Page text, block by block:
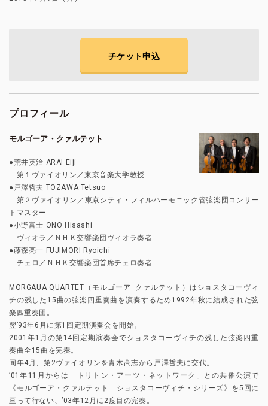
チケット申込
プロフィール
モルゴーア・クァルテット
●荒井英治 ARAI Eiji
第１ヴァイオリン／東京音楽大学教授
●戸澤哲夫 TOZAWA Tetsuo
第２ヴァイオリン／東京シティ・フィルハーモニック管弦楽団コンサー
トマスター
●小野富士 ONO Hisashi
ヴィオラ／ＮＨＫ交響楽団ヴィオラ奏者
●藤森亮一 FUJIMORI Ryoichi
チェロ／ＮＨＫ交響楽団首席チェロ奏者
MORGAUA QUARTET（モルゴーア･クァルテット）はショスタコーヴィ
チの残した15曲の弦楽四重奏曲を演奏するため1992年秋に結成された弦
楽四重奏団。
翌’93年6月に第1回定期演奏会を開始。
2001年1月の第14回定期演奏会でショスタコーヴィチの残した弦楽四重
奏曲全15曲を完奏。
同年4月、第2ヴァイオリンを青木高志から戸澤哲夫に交代。
’01年11月からは「トリトン・アーツ・ネットワーク」との共催公演で
《モルゴーア・クァルテット ショスタコーヴィチ・シリーズ》を5回に
亘って行ない、’03年12月に2度目の完奏。